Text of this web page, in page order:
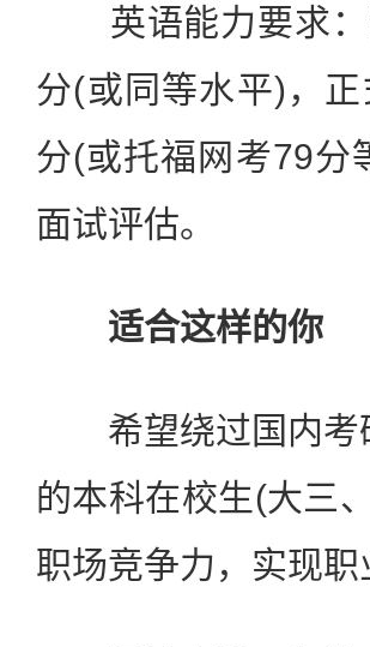
英语能力要求：
分(或同等水平)，
分(或托福网考79分
面试评估。
适合这样的你
希望绕过国内考
的本科在校生(大三
职场竞争力，实现